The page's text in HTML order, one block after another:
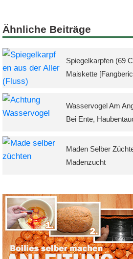
Ähnliche Beiträge
Spiegelkarpfen (69
Maiskette
Wasservogel Am
Bei Ente,
Maden Selber
Madenzucht